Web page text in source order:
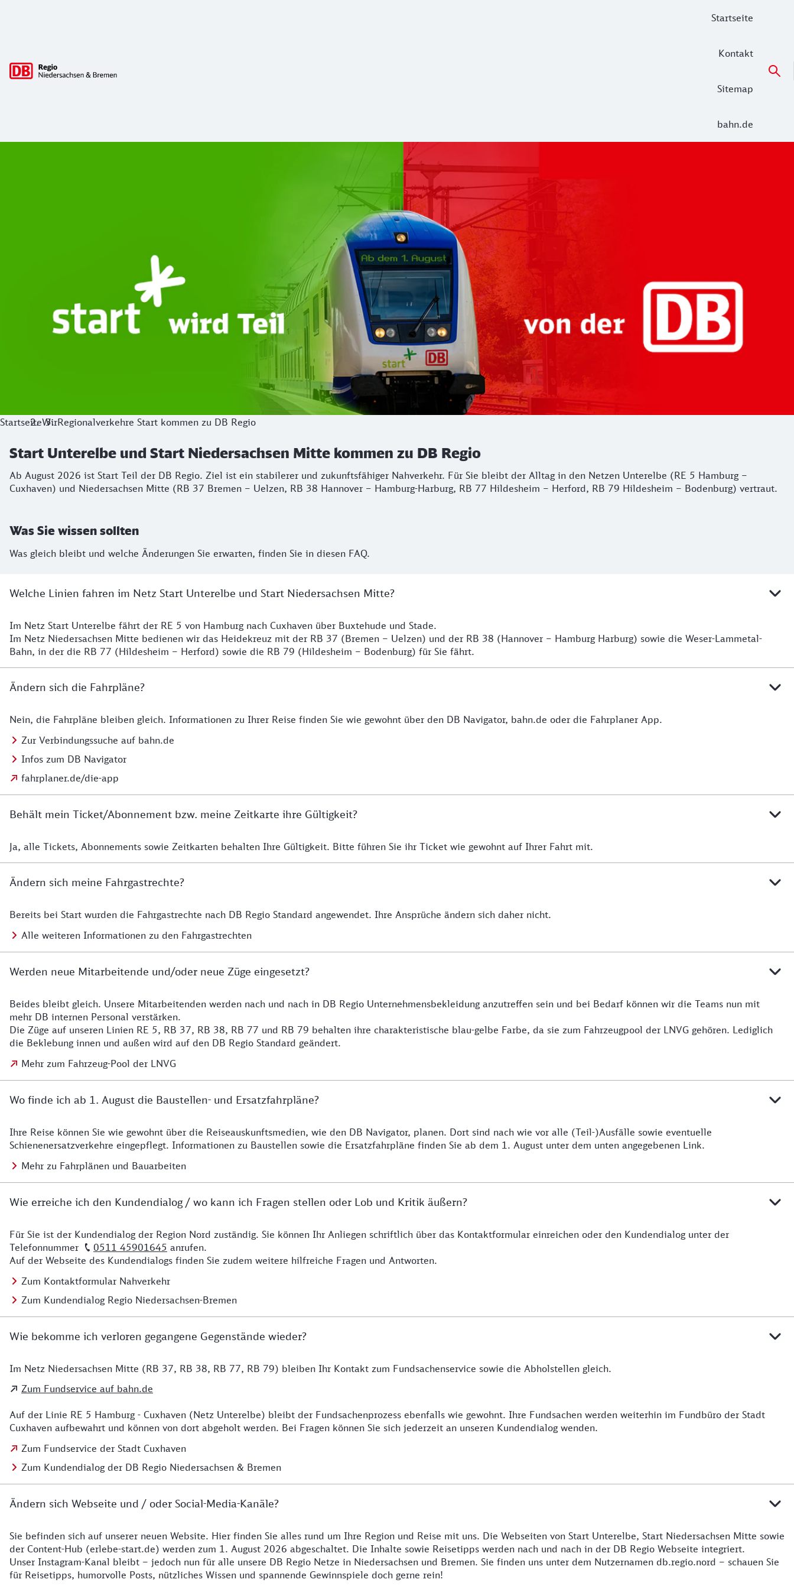
Startseite
Kontakt
Sitemap
bahn.de
Start Unterelbe und Start Niedersachsen Mitte kommen zu DB Regio
Ab August 2026 ist Start Teil der DB Regio. Ziel ist ein stabilerer und zukunftsfähiger Nahverkehr. Für Sie bleibt der Alltag in den Netzen Unterelbe (RE 5 Hamburg –
StartseiteWirRegionalverkehre Start kommen zu DB Regio
Start Unterelbe und Start Niedersachsen Mitte kommen zu DB Regio
Ab August 2026 ist Start Teil der DB Regio. Ziel ist ein stabilerer und zukunftsfähiger Nahverkehr. Für Sie bleibt der Alltag in den Netzen Unterelbe (RE 5 Hamburg –
Cuxhaven) und Niedersachsen Mitte (RB 37 Bremen – Uelzen, RB 38 Hannover – Hamburg-Harburg, RB 77 Hildesheim – Herford, RB 79 Hildesheim – Bodenburg) vertraut.
Was Sie wissen sollten
Was gleich bleibt und welche Änderungen Sie erwarten, finden Sie in diesen FAQ.
Welche Linien fahren im Netz Start Unterelbe und Start Niedersachsen Mitte?
Details
Im Netz Start Unterelbe fährt der RE 5 von Hamburg nach Cuxhaven über Buxtehude und Stade.
Im Netz Niedersachsen Mitte bedienen wir das Heidekreuz mit der RB 37 (Bremen – Uelzen) und der RB 38 (Hannover – Hamburg Harburg) sowie die Weser-Lammetal-
Bahn, in der die RB 77 (Hildesheim – Herford) sowie die RB 79 (Hildesheim – Bodenburg) für Sie fährt.
Ändern sich die Fahrpläne?
Details zu den Fahrplänen
Nein, die Fahrpläne bleiben gleich. Informationen zu Ihrer Reise finden Sie wie gewohnt über den DB Navigator, bahn.de oder die Fahrplaner App.
Zur Verbindungssuche auf bahn.de
Infos zum DB Navigator
fahrplaner.de/die-app
Behält mein Ticket/Abonnement bzw. meine Zeitkarte ihre Gültigkeit?
Details zur Zeitkarte
Ja, alle Tickets, Abonnements sowie Zeitkarten behalten Ihre Gültigkeit. Bitte führen Sie ihr Ticket wie gewohnt auf Ihrer Fahrt mit.
Ändern sich meine Fahrgastrechte?
Details zu Fahrgastrechten
Bereits bei Start wurden die Fahrgastrechte nach DB Regio Standard angewendet. Ihre Ansprüche ändern sich daher nicht.
Alle weiteren Informationen zu den Fahrgastrechten
Werden neue Mitarbeitende und/oder neue Züge eingesetzt?
Details zu den Mitarbeitenden
Beides bleibt gleich. Unsere Mitarbeitenden werden nach und nach in DB Regio Unternehmensbekleidung anzutreffen sein und bei Bedarf können wir die Teams nun mit
mehr DB internen Personal verstärken.
Die Züge auf unseren Linien RE 5, RB 37, RB 38, RB 77 und RB 79 behalten ihre charakteristische blau-gelbe Farbe, da sie zum Fahrzeugpool der LNVG gehören. Lediglich
die Beklebung innen und außen wird auf den DB Regio Standard geändert.
Mehr zum Fahrzeug-Pool der LNVG
Wo finde ich ab 1. August die Baustellen- und Ersatzfahrpläne?
Details zu Baustelle
Ihre Reise können Sie wie gewohnt über die Reiseauskunftsmedien, wie den DB Navigator, planen. Dort sind nach wie vor alle (Teil-)Ausfälle sowie eventuelle
Schienenersatzverkehre eingepflegt. Informationen zu Baustellen sowie die Ersatzfahrpläne finden Sie ab dem 1. August unter dem unten angegebenen Link.
Mehr zu Fahrplänen und Bauarbeiten
Wie erreiche ich den Kundendialog / wo kann ich Fragen stellen oder Lob und Kritik äußern?
Details zu Kontakt
Für Sie ist der Kundendialog der Region Nord zuständig. Sie können Ihr Anliegen schriftlich über das Kontaktformular einreichen oder den Kundendialog unter der
Telefonnummer
0511 45901645 anrufen.
Auf der Webseite des Kundendialogs finden Sie zudem weitere hilfreiche Fragen und Antworten.
Zum Kontaktformular Nahverkehr
Zum Kundendialog Regio Niedersachsen-Bremen
Wie bekomme ich verloren gegangene Gegenstände wieder?
Details zu Kontakt
Im Netz Niedersachsen Mitte (RB 37, RB 38, RB 77, RB 79) bleiben Ihr Kontakt zum Fundsachenservice sowie die Abholstellen gleich.
Zum Fundservice auf bahn.de
Auf der Linie RE 5 Hamburg - Cuxhaven (Netz Unterelbe) bleibt der Fundsachenprozess ebenfalls wie gewohnt. Ihre Fundsachen werden weiterhin im Fundbüro der Stadt
Cuxhaven aufbewahrt und können von dort abgeholt werden. Bei Fragen können Sie sich jederzeit an unseren Kundendialog wenden.
Zum Fundservice der Stadt Cuxhaven
Zum Kundendialog der DB Regio Niedersachsen & Bremen
Ändern sich Webseite und / oder Social-Media-Kanäle?
Details zur Website
Sie befinden sich auf unserer neuen Website. Hier finden Sie alles rund um Ihre Region und Reise mit uns. Die Webseiten von Start Unterelbe, Start Niedersachsen Mitte sowie
der Content-Hub (erlebe-start.de) werden zum 1. August 2026 abgeschaltet. Die Inhalte sowie Reisetipps werden nach und nach in der DB Regio Webseite integriert.
Unser Instagram-Kanal bleibt – jedoch nun für alle unsere DB Regio Netze in Niedersachsen und Bremen. Sie finden uns unter dem Nutzernamen db.regio.nord – schauen Sie
für Reisetipps, humorvolle Posts, nützliches Wissen und spannende Gewinnspiele doch gerne rein!